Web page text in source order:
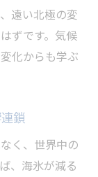
遠い北極の変
ずです。気候
化からも学ぶ
鎖
く、世界中の
、海氷が減る